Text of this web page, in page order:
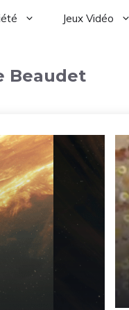
Jeux Vidéo
Beaudet